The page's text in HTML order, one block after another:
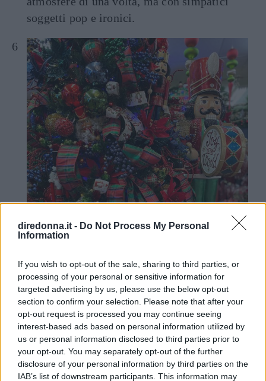
diredonna.it - Do Not Process My Personal
Information
If you wish to opt-out of the sale, sharing to third parties, or
processing of your personal or sensitive information for
targeted advertising by us, please use the below opt-out
section to confirm your selection. Please note that after your
opt-out request is processed you may continue seeing
interest-based ads based on personal information utilized by
us or personal information disclosed to third parties prior to
your opt-out. You may separately opt-out of the further
disclosure of your personal information by third parties on the
IAB’s list of downstream participants. This information may
soggetti pop e ironici.
Schiaccianoci (Pinterest)
Schiaccianoci. Tra i personaggi del Natale